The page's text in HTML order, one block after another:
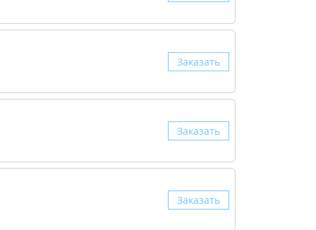
Заказать
Заказать
Заказать